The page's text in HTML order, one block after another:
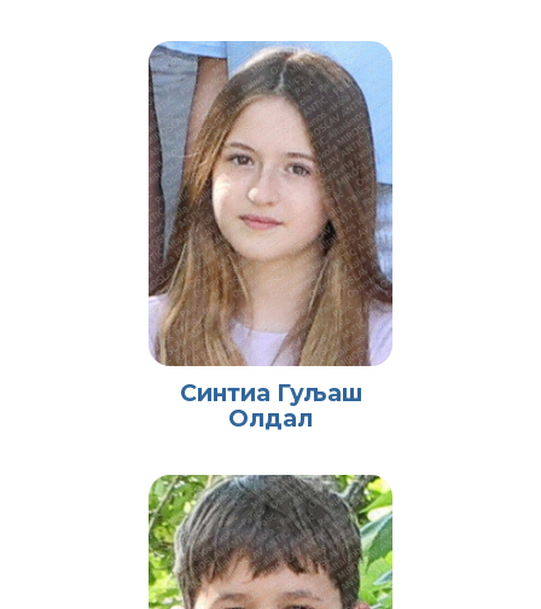
Синтиа Гуљаш
Олдал